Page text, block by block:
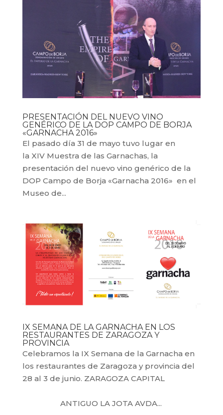
PRESENTACIÓN DEL NUEVO VINO
GENÉRICO DE LA DOP CAMPO DE BORJA
«GARNACHA 2016»
El pasado día 31 de mayo tuvo lugar en
la XIV Muestra de las Garnachas, la
presentación del nuevo vino genérico de la
DOP Campo de Borja «Garnacha 2016» en el
Museo de...
IX SEMANA DE LA GARNACHA EN LOS
RESTAURANTES DE ZARAGOZA Y
PROVINCIA
Celebramos la IX Semana de la Garnacha en
los restaurantes de Zaragoza y provincia del
28 al 3 de junio. ZARAGOZA CAPITAL
ANTIGUO LA JOTA AVDA...